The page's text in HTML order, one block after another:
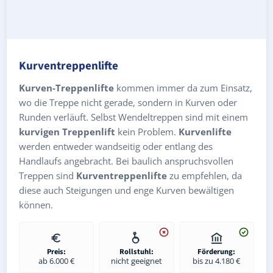
Kurventreppenlifte
Kurven-Treppenlifte kommen immer da zum Einsatz,
wo die Treppe nicht gerade, sondern in Kurven oder
Runden verläuft. Selbst Wendeltreppen sind mit einem
kurvigen Treppenlift kein Problem. Kurvenlifte
werden entweder wandseitig oder entlang des
Handlaufs angebracht. Bei baulich anspruchsvollen
Treppen sind Kurventreppenlifte zu empfehlen, da
diese auch Steigungen und enge Kurven bewältigen
können.
Preis:
ab 6.000 €
Rollstuhl:
nicht geeignet
Förderung:
bis zu 4.180 €